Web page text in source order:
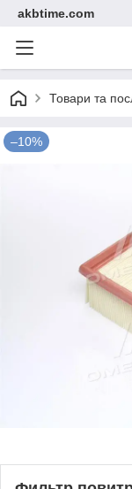
akbtime.com
Товари та
–10%